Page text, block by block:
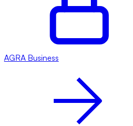
AGRA Business